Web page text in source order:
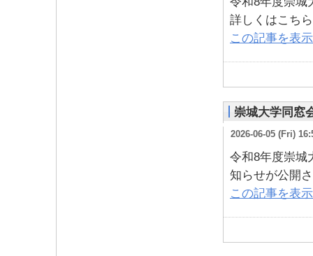
詳しくはこち
この記事を表示
崇城大学同窓
2026-06-05 (Fri)
令和8年度崇城
知らせが公開
この記事を表示